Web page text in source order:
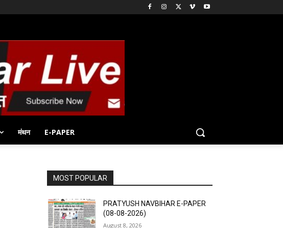
मंथन E-PAPER
MOST POPULAR
PRATYUSH NAVBIHAR E-PAPER
(08-08-2026)
August 8, 2026